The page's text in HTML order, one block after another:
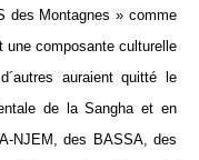
des Montagnes » comme
une composante culturelle
auraient quitté le
de la Sangha et en
NJEM, des BASSA, des